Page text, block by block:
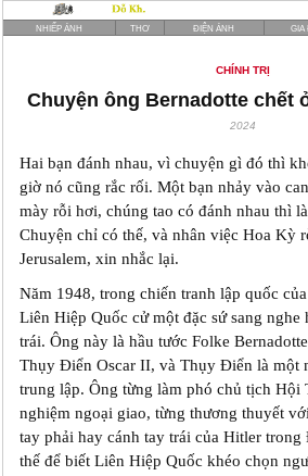
NHIẾP ẢNH THƠ ĐIỆN ẢNH GIA
CHÍNH TRỊ
Chuyện ông Bernadotte chết
2024
Hai bạn đánh nhau, vì chuyện gì đó thì
giờ nó cũng rắc rối. Một bạn nhảy vào
mày rỗi hơi, chúng tao có đánh nhau thì
Chuyện chỉ có thế, và nhân việc Hoa Kỳ
Jerusalem, xin nhắc lại.
Năm 1948, trong chiến tranh lập quốc
Liên Hiệp Quốc cử một đặc sứ sang nghe
trái. Ông này là hầu tước Folke
Thụy Điển Oscar II, và Thụy Điển là một
trung lập. Ông từng làm phó chủ tịch Hội
nghiệm ngoại giao, từng thương thuyết
tay phải hay cánh tay trái của Hitler
thế để biết Liên Hiệp Quốc khéo chọn